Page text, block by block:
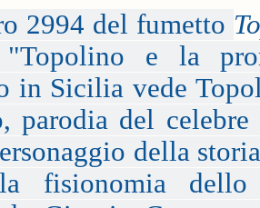
2994 del fumetto
e la
in Sicilia vede
parodia del
della
la fisionomia